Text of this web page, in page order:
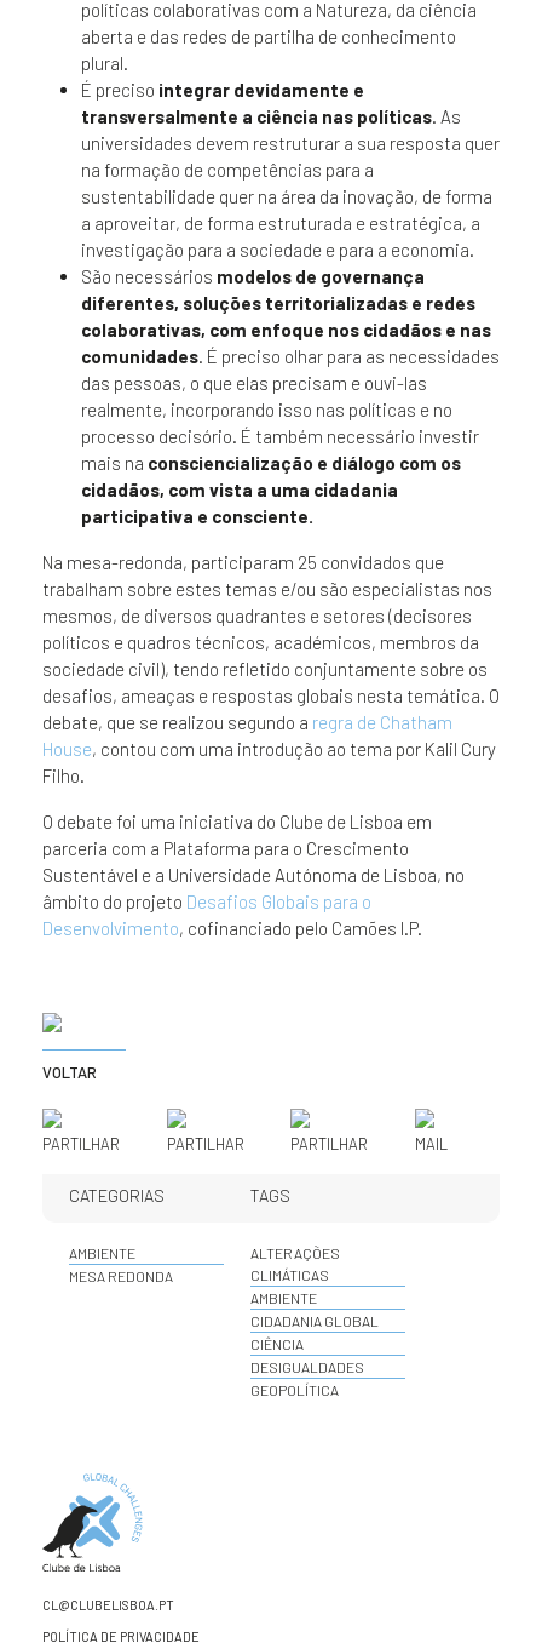
políticas colaborativas com a Natureza, da ciência
aberta e das redes de partilha de conhecimento
plural.
É preciso integrar devidamente e
transversalmente a ciência nas políticas. As
universidades devem restruturar a sua resposta quer
na formação de competências para a
sustentabilidade quer na área da inovação, de forma
a aproveitar, de forma estruturada e estratégica, a
investigação para a sociedade e para a economia.
São necessários modelos de governança
diferentes, soluções territorializadas e redes
colaborativas, com enfoque nos cidadãos e nas
comunidades. É preciso olhar para as necessidades
das pessoas, o que elas precisam e ouvi-las
realmente, incorporando isso nas políticas e no
processo decisório. É também necessário investir
mais na consciencialização e diálogo com os
cidadãos, com vista a uma cidadania
participativa e consciente.
Na mesa-redonda, participaram 25 convidados que
trabalham sobre estes temas e/ou são especialistas nos
mesmos, de diversos quadrantes e setores (decisores
políticos e quadros técnicos, académicos, membros da
sociedade civil), tendo refletido conjuntamente sobre os
desafios, ameaças e respostas globais nesta temática. O
debate, que se realizou segundo a regra de Chatham
House, contou com uma introdução ao tema por Kalil Cury
Filho.
O debate foi uma iniciativa do Clube de Lisboa em
parceria com a Plataforma para o Crescimento
Sustentável e a Universidade Autónoma de Lisboa, no
âmbito do projeto Desafios Globais para o
Desenvolvimento, cofinanciado pelo Camões I.P.
VOLTAR
PARTILHAR PARTILHAR PARTILHAR MAIL
CATEGORIAS
AMBIENTE
MESA REDONDA
TAGS
ALTERAÇÕES
CLIMÁTICAS
AMBIENTE
CIDADANIA GLOBAL
CIÊNCIA
DESIGUALDADES
GEOPOLÍTICA
CL@CLUBELISBOA.PT
POLÍTICA DE PRIVACIDADE